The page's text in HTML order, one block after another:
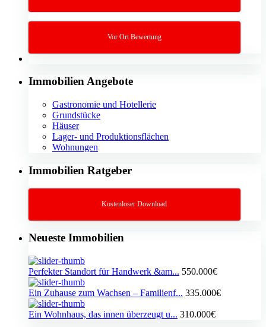
Vor Ort Bewertung
Immobilien Angebote
Gastronomie und Hotellerie
Grundstücke
Häuser
Lager- und Produktionsflächen
Wohnungen
Immobilien Ratgeber
Kostenloser Download
Neueste Immobilien
Perfekter Standort für Handwerk &am... 550.000€
Ein Zuhause zum Wachsen – Familienf... 335.000€
Ein Wohnhaus, das innen überzeugt u... 310.000€